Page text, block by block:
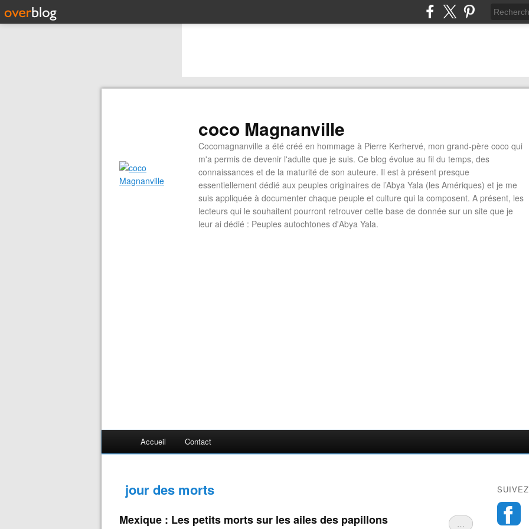
coco Magnanville
Cocomagnanville a été créé en hommage à Pierre Kerhervé, mon grand-père coco qui
m'a permis de devenir l'adulte que je suis. Ce blog évolue au fil du temps, des
connaissances et de la maturité de son auteure. Il est à présent presque
essentiellement dédié aux peuples originaires de l’Abya Yala (les Amériques) et je me
suis appliquée à documenter chaque peuple et culture qui la composent. A présent, les
lecteurs qui le souhaitent pourront retrouver cette base de donnée sur un site que je
leur ai dédié : Peuples autochtones d'Abya Yala.
Accueil Contact
jour des morts
…
Mexique : Les petits morts sur les ailes des papillons